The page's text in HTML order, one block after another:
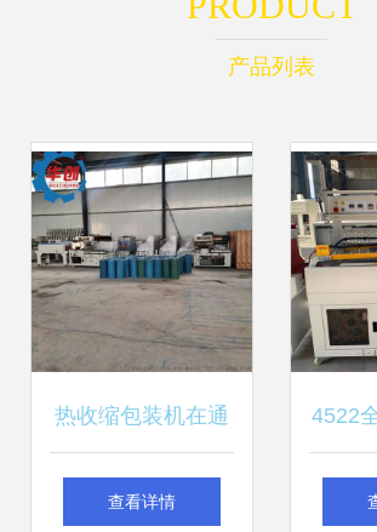
产品列表
热收缩包装机在通
讯设备领域的应用
查看详情
4522
包装